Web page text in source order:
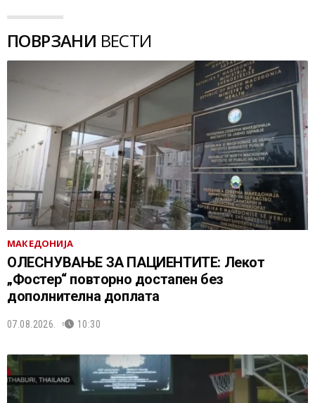
ПОВРЗАНИ ВЕСТИ
МАКЕДОНИЈА
ОЛЕСНУВАЊЕ ЗА ПАЦИЕНТИТЕ: Лекот
„Фостер“ повторно достапен без
дополнителна доплата
07.08.2026. 10:30